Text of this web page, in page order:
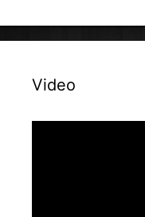
Video